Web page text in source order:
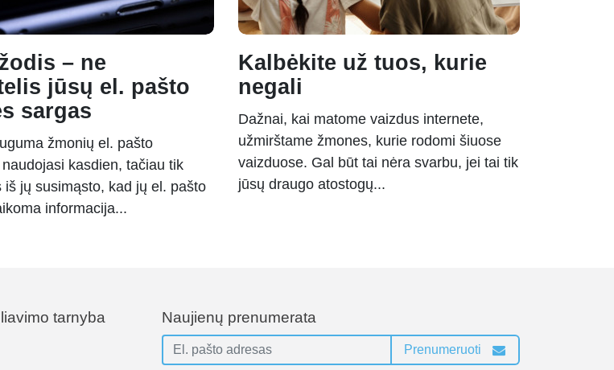
– ne
jūsų el. pašto
sargas
žmonių el. pašto
kasdien, tačiau tik
iš jų susimąsto, kad jų el. pašto
informacija...
Kalbėkite už tuos, kurie
negali
Dažnai, kai matome vaizdus internete,
užmirštame žmones, kurie rodomi šiuose
vaizduose. Gal būt tai nėra svarbu, jei tai tik
jūsų draugo atostogų...
tarnyba Naujienų prenumerata
Prenumeruoti